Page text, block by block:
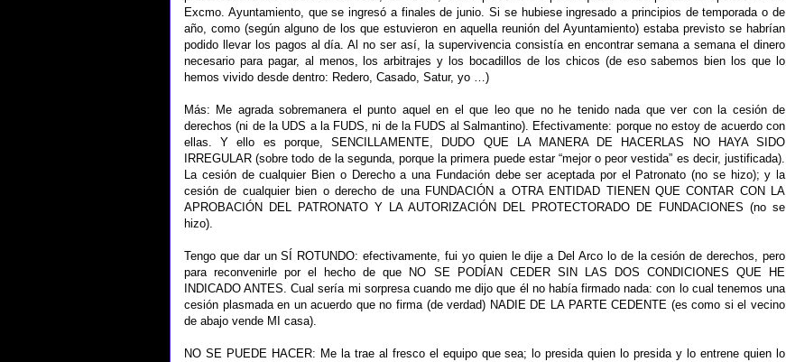
Excmo. Ayuntamiento, que se ingresó a finales de junio. Si se hubiese ingresado a principios de temporada o de
año, como (según alguno de los que estuvieron en aquella reunión del Ayuntamiento) estaba previsto se habrían
podido llevar los pagos al día. Al no ser así, la supervivencia consistía en encontrar semana a semana el dinero
necesario para pagar, al menos, los arbitrajes y los bocadillos de los chicos (de eso sabemos bien los que lo
hemos vivido desde dentro: Redero, Casado, Satur, yo …)
Más: Me agrada sobremanera el punto aquel en el que leo que no he tenido nada que ver con la cesión de
derechos (ni de la UDS a la FUDS, ni de la FUDS al Salmantino). Efectivamente: porque no estoy de acuerdo con
ellas. Y ello es porque, SENCILLAMENTE, DUDO QUE LA MANERA DE HACERLAS NO HAYA SIDO
IRREGULAR (sobre todo de la segunda, porque la primera puede estar “mejor o peor vestida” es decir, justificada).
La cesión de cualquier Bien o Derecho a una Fundación debe ser aceptada por el Patronato (no se hizo); y la
cesión de cualquier bien o derecho de una FUNDACIÓN a OTRA ENTIDAD TIENEN QUE CONTAR CON LA
APROBACIÓN DEL PATRONATO Y LA AUTORIZACIÓN DEL PROTECTORADO DE FUNDACIONES (no se
hizo).
Tengo que dar un SÍ ROTUNDO: efectivamente, fui yo quien le dije a Del Arco lo de la cesión de derechos, pero
para reconvenirle por el hecho de que NO SE PODÍAN CEDER SIN LAS DOS CONDICIONES QUE HE
INDICADO ANTES. Cual sería mi sorpresa cuando me dijo que él no había firmado nada: con lo cual tenemos una
cesión plasmada en un acuerdo que no firma (de verdad) NADIE DE LA PARTE CEDENTE (es como si el vecino
de abajo vende MI casa).
NO SE PUEDE HACER: Me la trae al fresco el equipo que sea; lo presida quien lo presida y lo entrene quien lo